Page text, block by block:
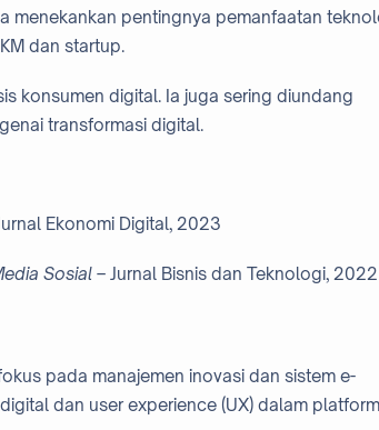
menekankan pentingnya pemanfaatan
dan startup.
konsumen digital. Ia juga sering diundang
transformasi digital.
Ekonomi Digital, 2023
Sosial – Jurnal Bisnis dan Teknologi, 2022
pada manajemen inovasi dan sistem e-
dan user experience (UX) dalam platform